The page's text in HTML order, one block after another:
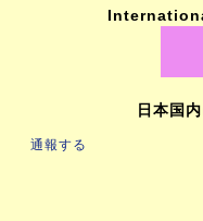
日本国
通報する